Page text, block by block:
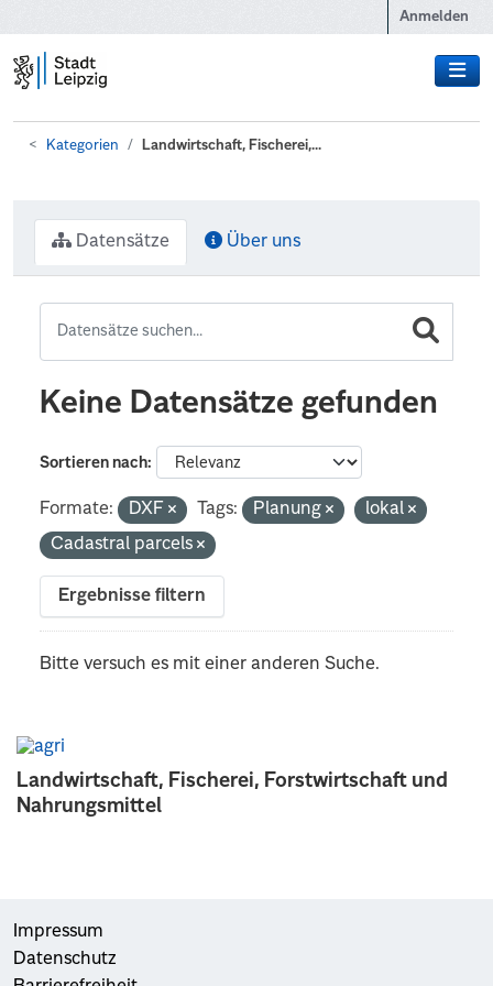
Anmelden
Kategorien Landwirtschaft, Fischerei,...
Landwirtschaft, Fischerei, Forstwirtschaft und
Nahrungsmittel
Datensätze Über uns
Keine Datensätze gefunden
Sortieren nach
Formate: DXF Tags: Planung
lokal
Cadastral parcels
Ergebnisse filtern
Bitte versuch es mit einer anderen Suche.
Impressum
Datenschutz